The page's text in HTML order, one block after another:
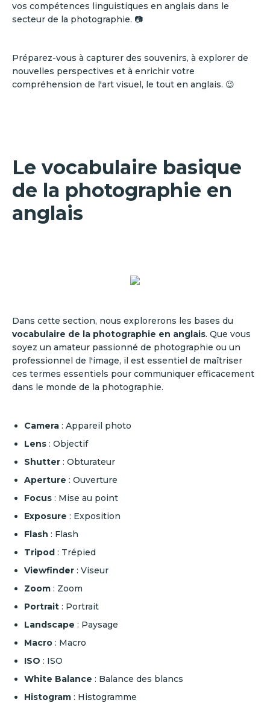
vos compétences linguistiques en anglais dans le
secteur de la photographie. 📷
Préparez-vous à capturer des souvenirs, à explorer de
nouvelles perspectives et à enrichir votre
compréhension de l'art visuel, le tout en anglais. 😉
Le vocabulaire basique
de la photographie en
anglais
Dans cette section, nous explorerons les bases du
vocabulaire de la photographie en anglais. Que vous
soyez un amateur passionné de photographie ou un
professionnel de l'image, il est essentiel de maîtriser
ces termes essentiels pour communiquer efficacement
dans le monde de la photographie.
Camera : Appareil photo
Lens : Objectif
Shutter : Obturateur
Aperture : Ouverture
Focus : Mise au point
Exposure : Exposition
Flash : Flash
Tripod : Trépied
Viewfinder : Viseur
Zoom : Zoom
Portrait : Portrait
Landscape : Paysage
Macro : Macro
ISO : ISO
White Balance : Balance des blancs
Histogram : Histogramme